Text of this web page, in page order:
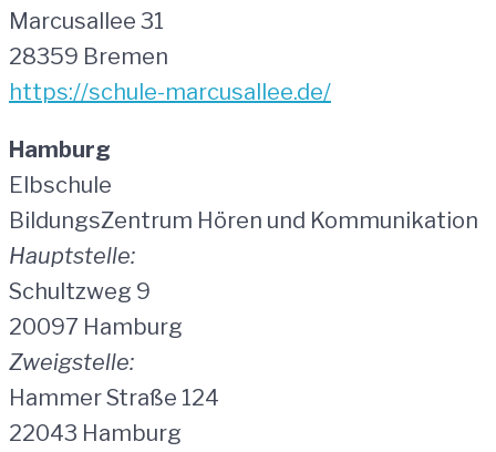
Marcusallee 31
28359 Bremen
https://schule-marcusallee.de/
Hamburg
Elbschule
BildungsZentrum Hören und Kommunikation
Hauptstelle:
Schultzweg 9
20097 Hamburg
Zweigstelle:
Hammer Straße 124
22043 Hamburg